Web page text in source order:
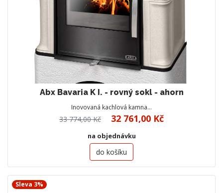
Abx Bavaria K I. - rovný sokl - ahorn
Inovovaná kachlová kamna…
33 774,00 Kč 32 761,00 Kč
na objednávku
do košíku
Sleva 3%